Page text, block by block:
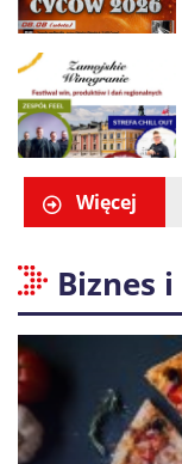
Więcej
Biznes